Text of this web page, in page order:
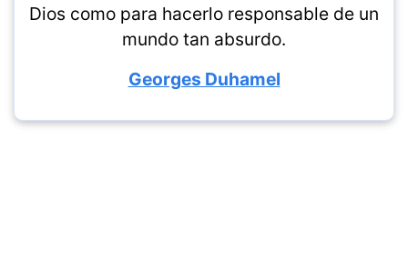
Dios como para hacerlo responsable de un
mundo tan absurdo.
Georges Duhamel